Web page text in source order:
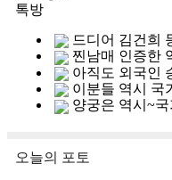
톡방
드디어 김건희
찐남매 인증한
아직도 외국인
이분들 역시 국
양궁은 역시~
오늘의 포토